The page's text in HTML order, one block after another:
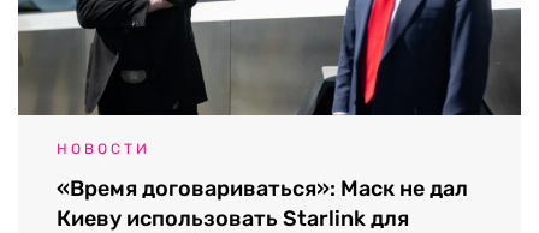
НОВОСТИ
«Время договариваться»: Маск не дал
Киеву использовать Starlink для